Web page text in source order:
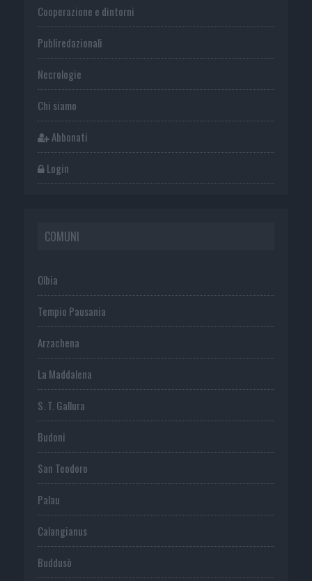
Cooperazione e dintorni
Publiredazionali
Necrologie
Chi siamo
Abbonati
Login
COMUNI
Olbia
Tempio Pausania
Arzachena
La Maddalena
S. T. Gallura
Budoni
San Teodoro
Palau
Calangianus
Buddusò